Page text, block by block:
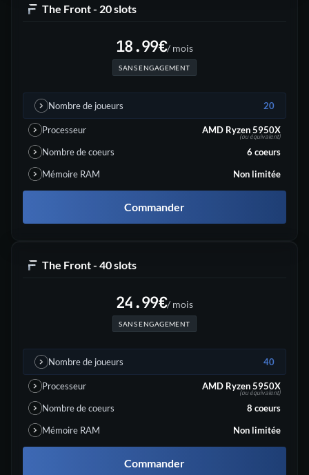
The Front - 20 slots
18.99€/ mois
SANS ENGAGEMENT
Nombre de joueurs 20
Processeur AMD Ryzen 5950X
(ou équivalent)
Nombre de coeurs 6 coeurs
Mémoire RAM
Non limitée
Commander
The Front - 40 slots
24.99€/ mois
SANS ENGAGEMENT
Nombre de joueurs 40
Processeur AMD Ryzen 5950X
(ou équivalent)
Nombre de coeurs 8 coeurs
Mémoire RAM
Non limitée
Commander